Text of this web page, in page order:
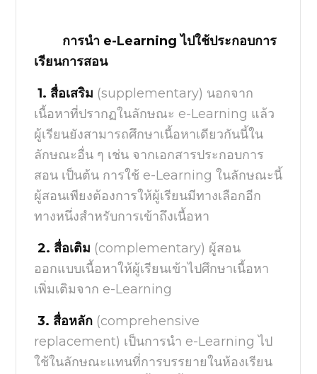
การนำ e-Learningไปใช้ประกอบการ
เรียนการสอน
1. สื่อเสริม (supplementary) นอกจาก
เนื้อหาที่ปรากฏในลักษณะ e-Learning แล้ว
ผู้เรียนยังสามารถศึกษาเนื้อหาเดียวกันนี้ใน
ลักษณะอื่น ๆ เช่น จากเอกสารประกอบการ
สอน เป็นต้น การใช้ e-Learningในลักษณะนี้
ผู้สอนเพียงต้องการให้ผู้เรียนมีทางเลือกอีก
ทางหนึ่งสำหรับการเข้าถึงเนื้อหา
2. สื่อเติม (complementary) ผู้สอน
ออกแบบเนื้อหาให้ผู้เรียนเข้าไปศึกษาเนื้อหา
เพิ่มเติมจาก e-Learning
3. สื่อหลัก (comprehensive
replacement) เป็นการนำ e-Learningไป
ใช้ในลักษณะแทนที่การบรรยายในห้องเรียน